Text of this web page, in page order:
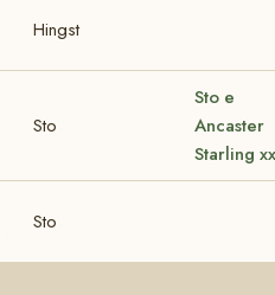
Hingst
Sto
Sto e
Ancaster
Starling xx
Sto